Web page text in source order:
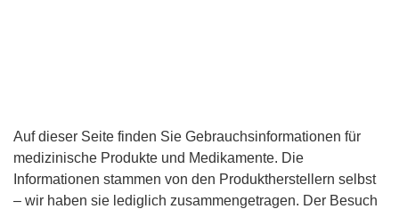
Auf dieser Seite finden Sie Gebrauchsinformationen für
medizinische Produkte und Medikamente. Die
Informationen stammen von den Produktherstellern selbst
– wir haben sie lediglich zusammengetragen. Der Besuch